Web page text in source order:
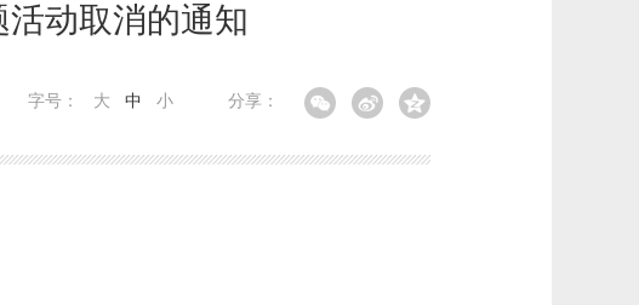
动取消的通知
分享：
字号： 大 中 小